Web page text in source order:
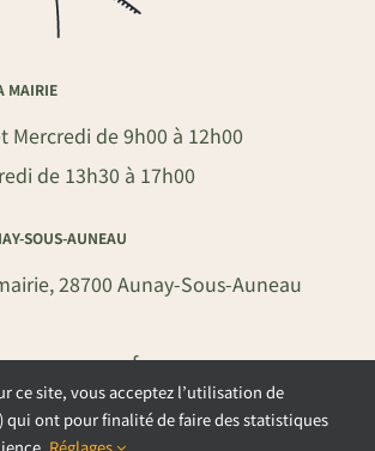
MAIRIE
Mercredi de 9h00 à 12h00
de 13h30 à 17h00
SOUS-AUNEAU
28700 Aunay-Sous-Auneau
sous-auneau.fr
ce site, vous acceptez l’utilisation de
qui ont pour finalité de faire des statistiques